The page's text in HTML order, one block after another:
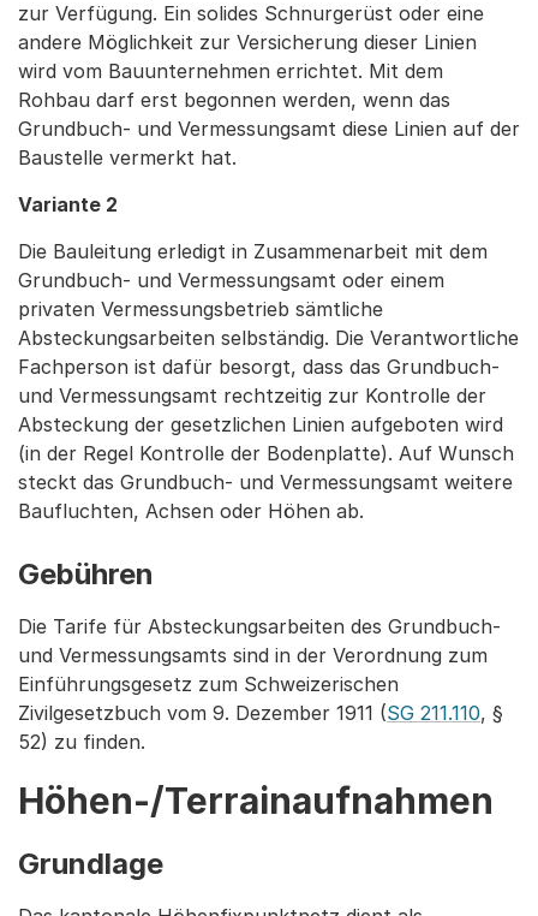
zur Verfügung. Ein solides Schnurgerüst oder eine
andere Möglichkeit zur Versicherung dieser Linien
wird vom Bauunternehmen errichtet. Mit dem
Rohbau darf erst begonnen werden, wenn das
Grundbuch- und Vermessungsamt diese Linien auf der
Baustelle vermerkt hat.
Variante 2
Die Bauleitung erledigt in Zusammenarbeit mit dem
Grundbuch- und Vermessungsamt oder einem
privaten Vermessungsbetrieb sämtliche
Absteckungsarbeiten selbständig. Die Verantwortliche
Fachperson ist dafür besorgt, dass das Grundbuch-
und Vermessungsamt rechtzeitig zur Kontrolle der
Absteckung der gesetzlichen Linien aufgeboten wird
(in der Regel Kontrolle der Bodenplatte). Auf Wunsch
steckt das Grundbuch- und Vermessungsamt weitere
Baufluchten, Achsen oder Höhen ab.
Gebühren
Die Tarife für Absteckungsarbeiten des Grundbuch-
und Vermessungsamts sind in der Verordnung zum
Einführungsgesetz zum Schweizerischen
Zivilgesetzbuch vom 9. Dezember 1911 (SG 211.110, §
52) zu finden.
Höhen-/Terrainaufnahmen
Grundlage